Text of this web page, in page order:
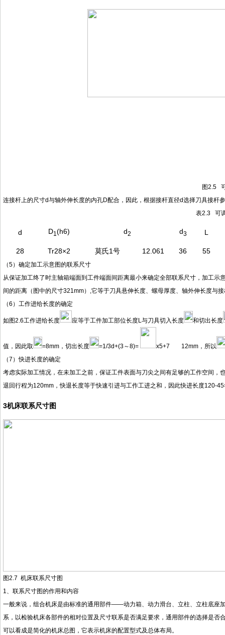
图2.5
连接杆上的尺寸d与轴外伸长度的内孔D配合，因此，根据接杆直径d选择刀具接杆
表2.3 可
d D1 (h6) d2 d3 L
28 Tr28×2 莫氏1号 12.061 36 55
（5）确定加工示意图的联系尺寸
从保证加工终了时主轴箱端面到工件端面间距离最小来确定全部联系尺寸，加工示
间的距离（图中的尺寸321mm） ,它等于刀具悬伸长度、螺母厚度、轴外伸长度与
（6）工作进给长度的确定
如图2.6工作进给长度 应等于工件加工部位长度L与刀具切入长度 和切出长度
值，因此取 =8mm，切出长度 =1/3d+(3～8)= x5+7 12mm， 所以
（7）快进长度的确定
考虑实际加工情况，在未加工之前，保证工件表面与刀尖之间有足够的工作空间
退回行程为120mm，快退长度等于快速引进与工作工进之和， 因此快进长度120-
3机床联系尺寸图
图2.7 机床联系尺寸图
1、联系尺寸图的作用和内容
一般来说，组合机床是由标准的通用部件——动力箱、动力滑台、立柱、立柱底座
系，以检验机床各部件的相对位置及尺寸联系是否满足要求，通用部件的选择是
可以看成是简化的机床总图，它表示机床的配置型式及总体布局。